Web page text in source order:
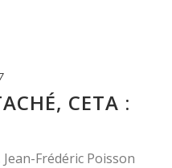
CETA :
Frédéric Poisson